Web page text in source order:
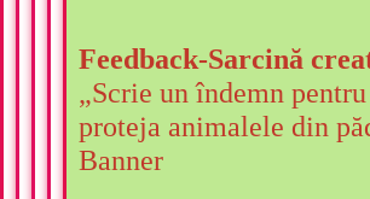
Feedback-Sarcină
„Scrie un îndemn
proteja animalele din
Banner